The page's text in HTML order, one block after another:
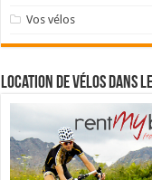
Vos vélos
Location de vélos dans